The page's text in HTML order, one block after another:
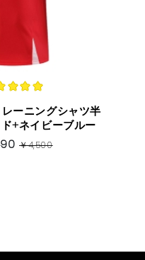
ーニングシャツ半
レッド+ネイビーブルー
￥4,500